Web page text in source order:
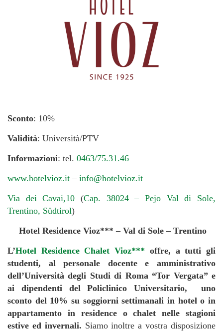
Sconto: 10%
Validità: Università/PTV
Informazioni: tel. 0463/75.31.46
www.hotelvioz.it – info@hotelvioz.it
Via dei Cavai,10 (Cap. 38024 – Pejo Val di Sole,
Trentino, Südtirol)
Hotel Residence Vioz*** – Val di Sole – Trentino
L’Hotel Residence Chalet Vioz*** offre, a tutti gli
studenti, al personale docente e amministrativo
dell’Università degli Studi di Roma “Tor Vergata” e
ai dipendenti del Policlinico Universitario, uno
sconto del 10% su soggiorni settimanali in hotel o in
appartamento in residence o chalet nelle stagioni
estive ed invernali. Siamo inoltre a vostra disposizione